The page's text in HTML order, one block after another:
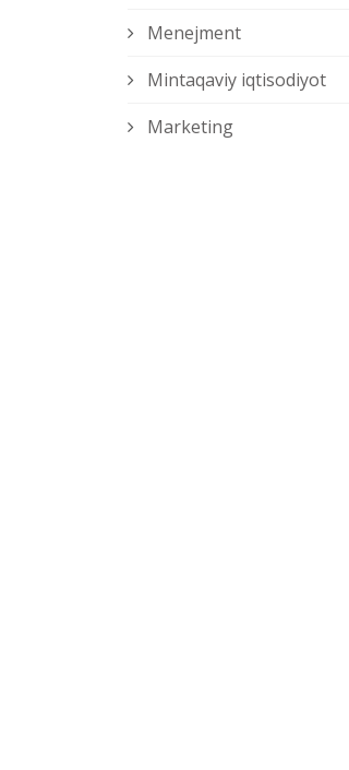
Menejment
Mintaqaviy iqtisodiyot
Marketing